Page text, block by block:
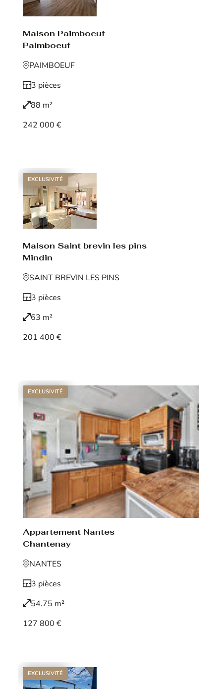
Maison Paimboeuf
Paimboeuf
PAIMBOEUF
3 pièces
88 m²
242 000 €
EXCLUSIVITÉ
Maison Saint brevin les pins
Mindin
SAINT BREVIN LES PINS
3 pièces
63 m²
201 400 €
EXCLUSIVITÉ
Appartement Nantes
Chantenay
NANTES
3 pièces
54.75 m²
127 800 €
EXCLUSIVITÉ